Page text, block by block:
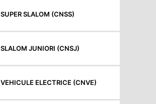
SUPER SLALOM (CNSS)
SLALOM JUNIORI (CNSJ)
VEHICULE ELECTRICE (CNVE)